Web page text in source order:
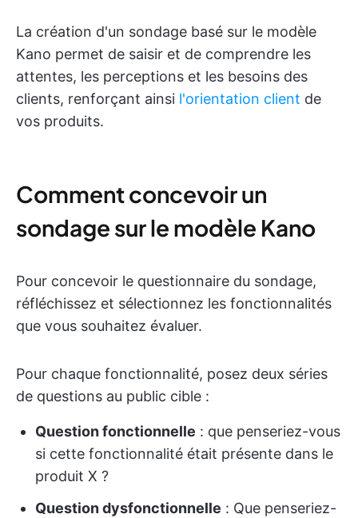
La création d'un sondage basé sur le modèle
Kano permet de saisir et de comprendre les
attentes, les perceptions et les besoins des
clients, renforçant ainsi l'orientation client de
vos produits.
Comment concevoir un
sondage sur le modèle Kano
Pour concevoir le questionnaire du sondage,
réfléchissez et sélectionnez les fonctionnalités
que vous souhaitez évaluer.
Pour chaque fonctionnalité, posez deux séries
de questions au public cible :
Question fonctionnelle : que penseriez-vous
si cette fonctionnalité était présente dans le
produit X ?
Question dysfonctionnelle : Que penseriez-